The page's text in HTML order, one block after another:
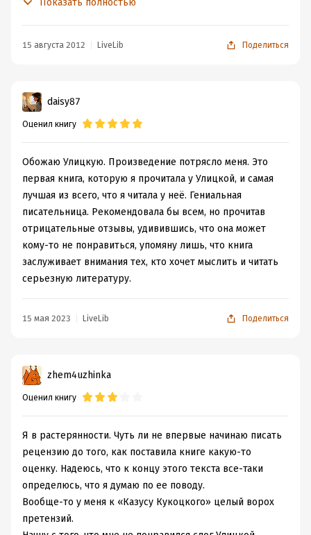
отвращения к прозе писательницы до неприкрытых
У Улицкой нет счастливых книг. Всегда все плохо и
тяжело, мучительно и больно, как для героев, так и для
читателей. Я бы даже сказала депрессивно. Но то ли
описаниями у Улицой, то ли так все и было, только
люблю я прозу этой писательницы преданно и нежно.
Памятуя о налете безнадеги на всех творениях
Улицкой, читаю ее крайне редко. Но когда уж доходит
до дела, с самого первого слова, как литературный
наркоман, ловлю кайф. И с каждой дозой все сильнее и
сильнее моя зависимость от писательницы. Меня
завораживает описание жутких сталинских времен в
«Казус Кукоцкого» - семейная сага с советскими
реалиями. Наглядный пример того, что в мире нет
правда имеют силу. Все несут «заслуженное»
наказание. Больше всего меня расстроила судьба Тани
– очевидный показатель того, что нет действенной
формулы воспитания. Сколько бы ни вкладывал любви
и моральных ценностей наряду с материальными
благами – все впустую. Наверное, сама Таня была
Показать полностью
15 августа 2012 LiveLib Поделиться
daisy87
Оценил книгу
Обожаю Улицкую. Произведение потрясло меня. Это
первая книга, которую я прочитала у Улицкой, и самая
лучшая из всего, что я читала у неё. Гениальная
писательница. Рекомендовала бы всем, но прочитав
отрицательные отзывы, удивившись, что она может
кому-то не понравиться, упомяну лишь, что книга
заслуживает внимания тех, кто хочет мыслить и читать
серьезную литературу.
15 мая 2023 LiveLib Поделиться
zhem4uzhinka
Оценил книгу
Я в растерянности. Чуть ли не впервые начинаю писать
рецензию до того, как поставила книге какую-то
оценку. Надеюсь, что к концу этого текста все-таки
определюсь, что я думаю по ее поводу.
Вообще-то у меня к «Казусу Кукоцкого» целый ворох
претензий.